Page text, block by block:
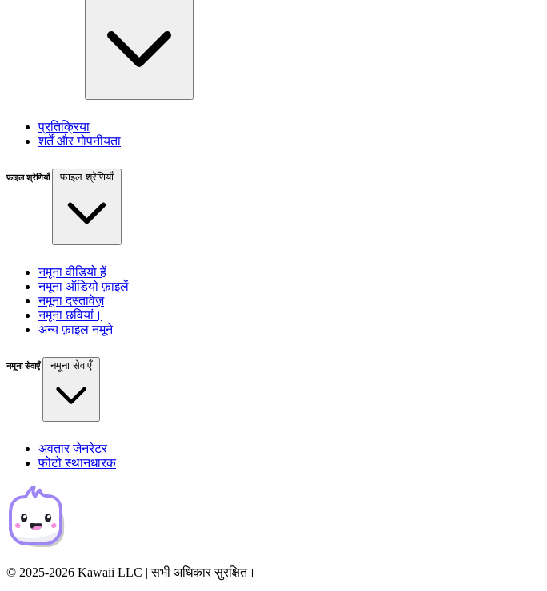
प्रतिक्रिया
शर्तें और गोपनीयता
फ़ाइल श्रेणियाँ फ़ाइल श्रेणियाँ
नमूना वीडियो हें
नमूना ऑडियो फ़ाइलें
नमूना दस्तावेज़
नमूना छवियां।
अन्य फ़ाइल नमूने
नमूना सेवाएँ नमूना सेवाएँ
अवतार जेनरेटर
फोटो स्थानधारक
© 2025-2026 Kawaii LLC | सभी अधिकार सुरक्षित।